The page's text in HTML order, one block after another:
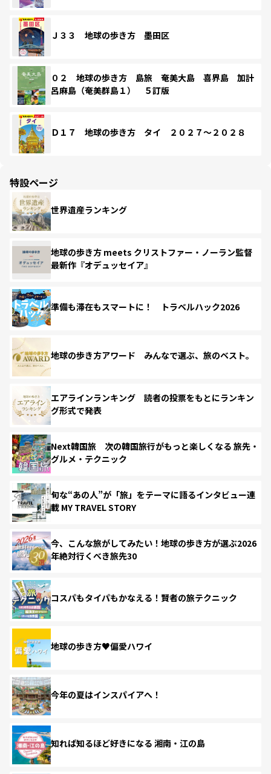
Ｊ３３ 地球の歩き方 墨田区
０２ 地球の歩き方 島旅 奄美大島 喜界島 加計
呂麻島（奄美群島１） ５訂版
Ｄ１７ 地球の歩き方 タイ ２０２７～２０２８
特設ページ
世界遺産ランキング
地球の歩き方 meets クリストファー・ノーラン監督
最新作『オデュッセイア』
準備も滞在もスマートに！ トラベルハック2026
地球の歩き方アワード みんなで選ぶ、旅のベスト。
エアラインランキング 読者の投票をもとにランキン
グ形式で発表
Next韓国旅 次の韓国旅行がもっと楽しくなる 旅先・
グルメ・テクニック
旬な“あの人”が「旅」をテーマに語るインタビュー連
載 MY TRAVEL STORY
今、こんな旅がしてみたい！地球の歩き方が選ぶ2026
年絶対行くべき旅先30
コスパもタイパもかなえる！賢者の旅テクニック
地球の歩き方♥偏愛ハワイ
今年の夏はインスパイアへ！
知れば知るほど好きになる 湘南・江の島